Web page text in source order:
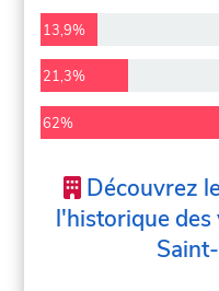
13,9%
21,3%
62%
Découvrez
l'historique des